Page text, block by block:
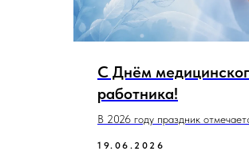
С Днём
работника!
В 2026 году праздник
19.06.2026